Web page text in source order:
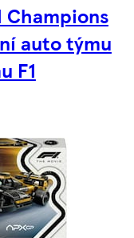
Champions
auto týmu
F1